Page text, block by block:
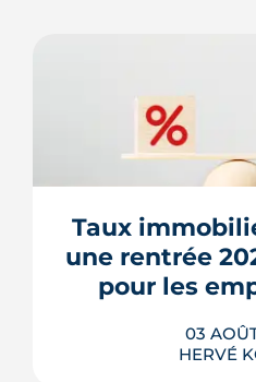
Taux
une rentrée
pour les
03
HERVÉ